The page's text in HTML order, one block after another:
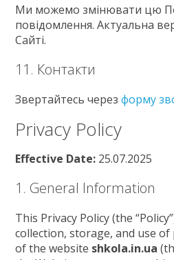
Ми можемо змінювати цю
повідомлення. Актуальна
Сайті.
11. Контакти
Звертайтесь черезформу
Privacy Policy
Effective Date: 25.07.2025
1. General Information
This Privacy Policy (the
collection, storage, and use
of the website shkola.in.ua